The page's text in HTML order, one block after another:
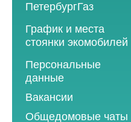
2015 год
2016 год
2017 год
2018 год
ПетербургГаз
2018 год
2019 год
2020 год
2021 год
2022 год
График и места
стоянки экомобилей
2019 год
2020 год
2021 год
2022 год
Персональные
данные
Вакансии
Общедомовые чаты